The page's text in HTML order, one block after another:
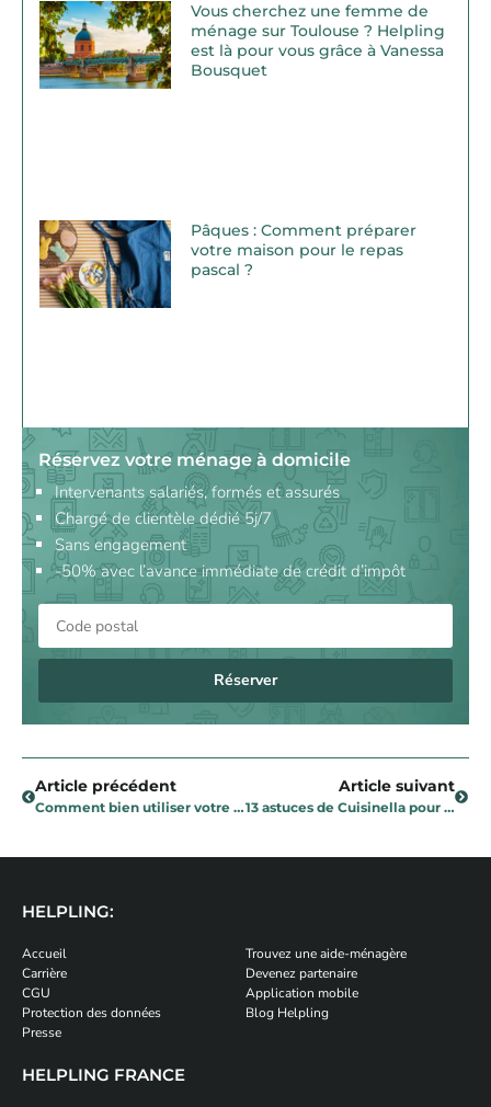
Vous cherchez une femme de
ménage sur Toulouse ? Helpling
est là pour vous grâce à Vanessa
Bousquet
Pâques : Comment préparer
votre maison pour le repas
pascal ?
Réservez votre ménage à domicile
Intervenants salariés, formés et assurés
Chargé de clientèle dédié 5j/7
Sans engagement
-50% avec l’avance immédiate de crédit d’impôt
Réserver
Article précédent
Comment bien utiliser votre dernière gorgée de bière à la maison
Article suivant
13 astuces de Cuisinella pour une cuisine fonctionnelle et organisée
HELPLING:
Accueil
Carrière
CGU
Protection des données
Presse
Trouvez une aide-ménagère
Devenez partenaire
Application mobile
Blog Helpling
HELPLING FRANCE